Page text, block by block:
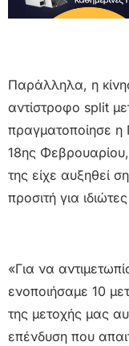
Παράλληλα, η
αντίστροφο split
πραγματοποίησε η
18ης
της είχε αυξηθεί
προσιτή για
«Για να
ενοποιήσαμε 10
της μετοχής μας
επένδυση που